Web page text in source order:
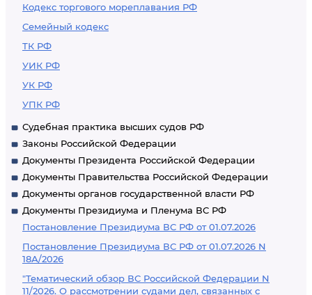
Кодекс торгового мореплавания РФ
Семейный кодекс
ТК РФ
УИК РФ
УК РФ
УПК РФ
Судебная практика высших судов РФ
Законы Российской Федерации
Документы Президента Российской Федерации
Документы Правительства Российской Федерации
Документы органов государственной власти РФ
Документы Президиума и Пленума ВС РФ
Постановление Президиума ВС РФ от 01.07.2026
Постановление Президиума ВС РФ от 01.07.2026 N
18А/2026
"Тематический обзор ВС Российской Федерации N
11/2026. О рассмотрении судами дел, связанных с